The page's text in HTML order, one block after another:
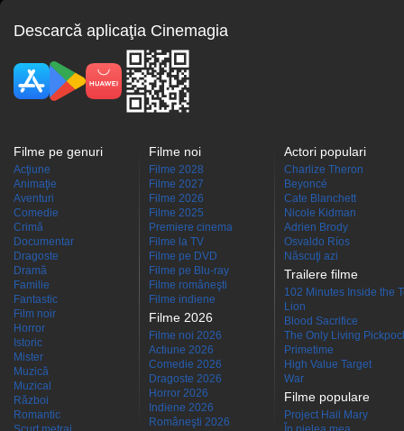
Descarcă aplicaţia Cinemagia
Filme pe genuri
Acţiune
Animaţie
Aventuri
Comedie
Crimă
Documentar
Dragoste
Dramă
Familie
Fantastic
Film noir
Horror
Istoric
Mister
Muzică
Muzical
Război
Romantic
Filme noi
Filme 2028
Filme 2027
Filme 2026
Filme 2025
Premiere cinema
Filme la TV
Filme pe DVD
Filme pe Blu-ray
Filme româneşti
Filme indiene
Filme 2026
Filme noi 2026
Actiune 2026
Comedie 2026
Dragoste 2026
Horror 2026
Indiene 2026
Româneşti 2026
Actori populari
Charlize Theron
Beyoncé
Cate Blanchett
Nicole Kidman
Adrien Brody
Osvaldo Ríos
Născuţi azi
Trailere filme
102 Minutes Inside the
Lion
Blood Sacrifice
The Only Living
Primetime
High Value Target
War
Filme populare
Project Hail Mary